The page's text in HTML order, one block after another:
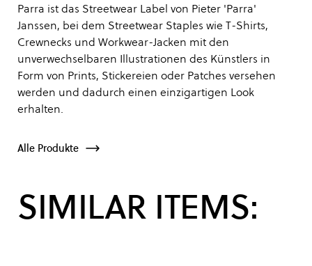
Parra ist das Streetwear Label von Pieter 'Parra'
Janssen, bei dem Streetwear Staples wie T-Shirts,
Crewnecks und Workwear-Jacken mit den
unverwechselbaren Illustrationen des Künstlers in
Form von Prints, Stickereien oder Patches versehen
werden und dadurch einen einzigartigen Look
erhalten.
Alle Produkte
SIMILAR ITEMS: